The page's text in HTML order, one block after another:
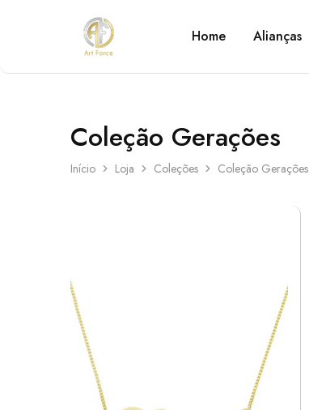
Art
Force
Semijoias
personalizadas
Home Alianças
Coleção Gerações
Início Loja Coleções Coleção Gerações